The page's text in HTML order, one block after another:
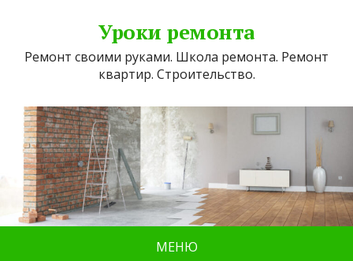
Уроки ремонта
Ремонт своими руками. Школа ремонта. Ремонт
квартир. Строительство.
МЕНЮ